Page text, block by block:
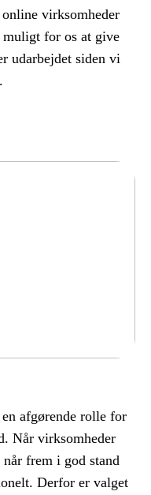
virksomheder
for os at give
udarbejdet siden vi
afgørende rolle for
Når virksomheder
frem i god stand
Derfor er valget